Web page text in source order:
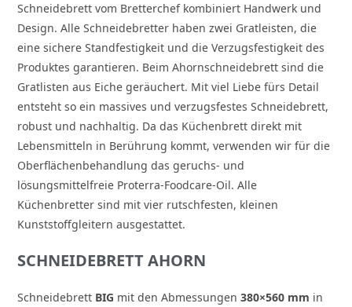
Schneidebrett vom Bretterchef kombiniert Handwerk und
Design. Alle Schneidebretter haben zwei Gratleisten, die
eine sichere Standfestigkeit und die Verzugsfestigkeit des
Produktes garantieren. Beim Ahornschneidebrett sind die
Gratlisten aus Eiche geräuchert. Mit viel Liebe fürs Detail
entsteht so ein massives und verzugsfestes Schneidebrett,
robust und nachhaltig. Da das Küchenbrett direkt mit
Lebensmitteln in Berührung kommt, verwenden wir für die
Oberflächenbehandlung das geruchs- und
lösungsmittelfreie Proterra-Foodcare-Oil. Alle
Küchenbretter sind mit vier rutschfesten, kleinen
Kunststoffgleitern ausgestattet.
SCHNEIDEBRETT AHORN
Schneidebrett BIG mit den Abmessungen380×560 mm in